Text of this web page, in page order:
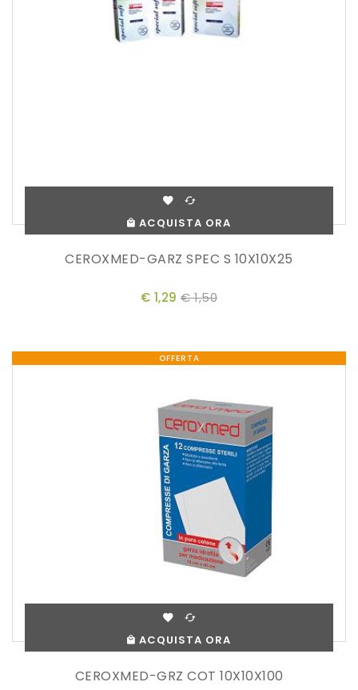
ACQUISTA ORA
CEROXMED-GARZ SPEC S 10X10X25
€ 1,29 € 1,50
OFFERTA
ACQUISTA ORA
CEROXMED-GRZ COT 10X10X100